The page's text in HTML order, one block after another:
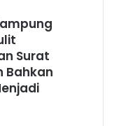
Surat
Bahkan